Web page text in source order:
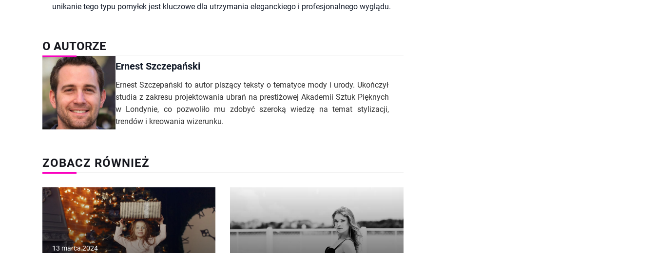
unikanie tego typu pomyłek jest kluczowe dla utrzymania eleganckiego i profesjonalnego wyglądu.
O AUTORZE
Ernest Szczepański
Ernest Szczepański to autor piszący teksty o tematyce mody i urody. Ukończył
studia z zakresu projektowania ubrań na prestiżowej Akademii Sztuk Pięknych
w Londynie, co pozwoliło mu zdobyć szeroką wiedzę na temat stylizacji,
trendów i kreowania wizerunku.
ZOBACZ RÓWNIEŻ
13 marca 2024